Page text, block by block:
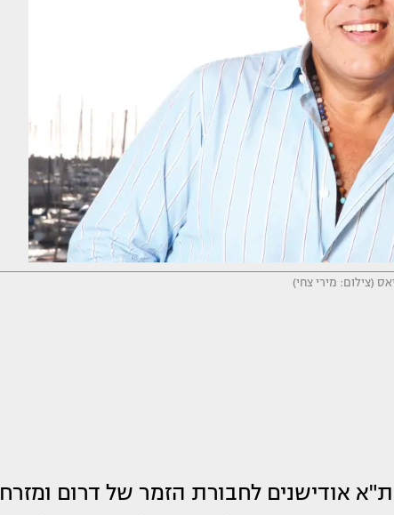
(צילום: מירי צחי)
אודישנים לחבורת הזמר של דרום ומזרח